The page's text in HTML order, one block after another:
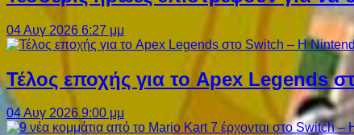
04 Αυγ 2026 6:27 μμ
Τέλος εποχής για το Apex Legends
04 Αυγ 2026 9:00 μμ